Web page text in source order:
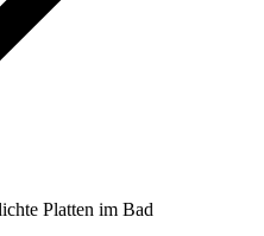
Platten im Bad